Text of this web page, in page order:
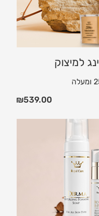
למיצוק
₪539.00